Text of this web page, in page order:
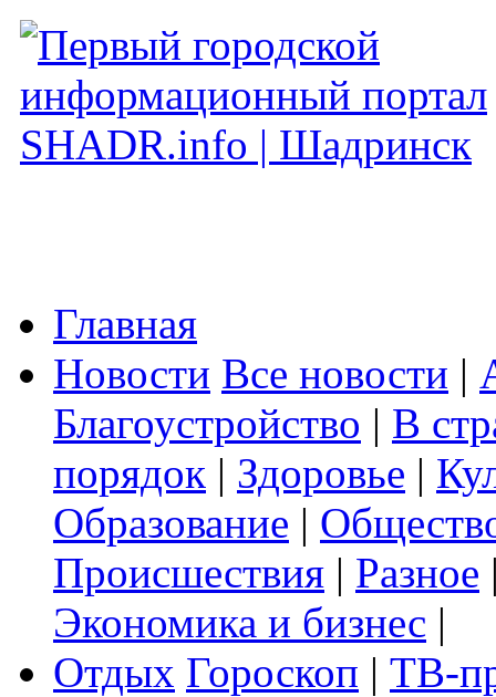
Главная
Новости Все новости |
Благоустройство | В
порядок | Здоровье |
Образование |
Происшествия | Разное
Экономика и бизнес |
Отдых Гороскоп | ТВ-